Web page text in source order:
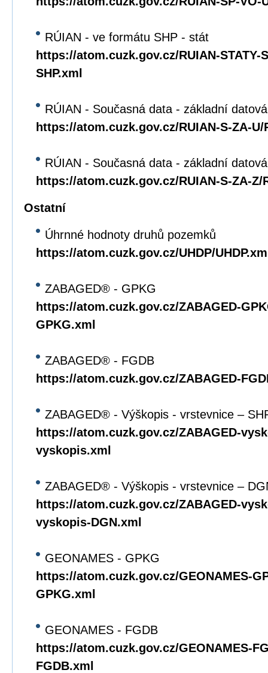
RÚIAN - ve formátu SHP - stát
https://atom.cuzk.gov.cz/RUIAN-STATY-
SHP.xml
RÚIAN - Současná data - základní
https://atom.cuzk.gov.cz/RUIAN-S-ZA-U/
RÚIAN - Současná data - základní
https://atom.cuzk.gov.cz/RUIAN-S-ZA-Z/
Ostatní
Úhrnné hodnoty druhů pozemků
https://atom.cuzk.gov.cz/UHDP/
ZABAGED® - GPKG
https://atom.cuzk.gov.cz/ZABAGED-
GPKG.xml
ZABAGED® - FGDB
https://atom.cuzk.gov.cz/ZABAGED-
ZABAGED® - Výškopis - vrstevnice –
https://atom.cuzk.gov.cz/ZABAGED-
vyskopis.xml
ZABAGED® - Výškopis - vrstevnice –
https://atom.cuzk.gov.cz/ZABAGED-
vyskopis-DGN.xml
GEONAMES - GPKG
https://atom.cuzk.gov.cz/GEONAMES-
GPKG.xml
GEONAMES - FGDB
https://atom.cuzk.gov.cz/GEONAMES-
FGDB.xml